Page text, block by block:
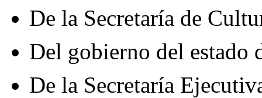
De la Secretaría de
Del gobierno del estado
De la Secretaría